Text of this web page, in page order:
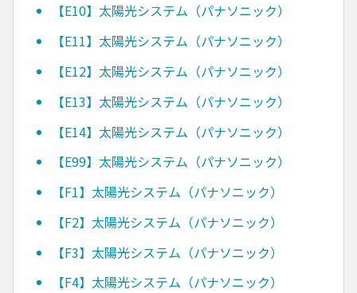
【E10】太陽光システム（パナソニック）
【E11】太陽光システム（パナソニック）
【E12】太陽光システム（パナソニック）
【E13】太陽光システム（パナソニック）
【E14】太陽光システム（パナソニック）
【E99】太陽光システム（パナソニック）
【F1】太陽光システム（パナソニック）
【F2】太陽光システム（パナソニック）
【F3】太陽光システム（パナソニック）
【F4】太陽光システム（パナソニック）